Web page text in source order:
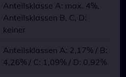
Anteilsklasse A: max. 4%,
Anteilsklassen B, C, D:
keiner
Anteilsklassen A: 2,17% / B:
4,26% / C: 1,09% / D: 0,92%